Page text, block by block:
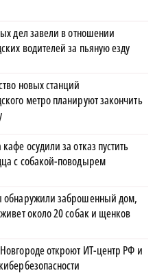
дел завели в отношении
водителей за пьяную езду
новых станций
метро планируют закончить
осудили за отказ пустить
с собакой-поводырем
обнаружили заброшенный дом,
около 20 собак и щенков
откроют ИТ-центр РФ и